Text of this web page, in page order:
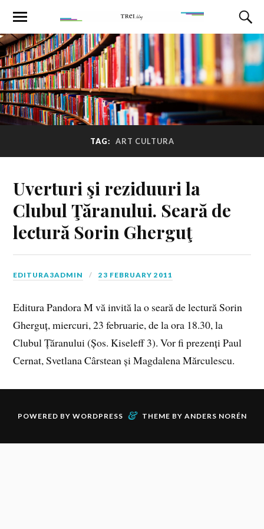
TAG: ART CULTURA
Uverturi şi reziduuri la
Clubul Ţăranului. Seară de
lectură Sorin Gherguţ
EDITURA3ADMIN 23 FEBRUARY 2011
Editura Pandora M vă invită la o seară de lectură Sorin
Gherguț, miercuri, 23 februarie, de la ora 18.30, la
Clubul Țăranului (Șos. Kiseleff 3). Vor fi prezenți Paul
Cernat, Svetlana Cârstean și Magdalena Mărculescu.
POWERED BY WORDPRESS & THEME BY ANDERS NORÉN